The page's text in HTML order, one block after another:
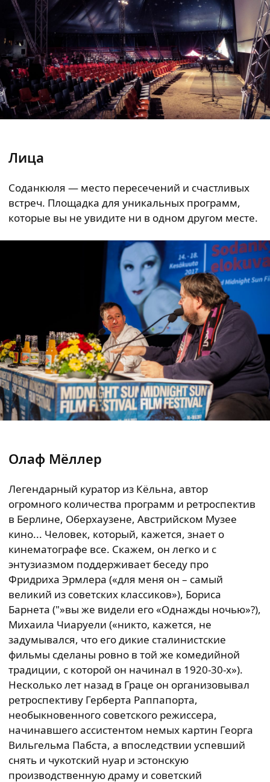
Лица
Соданкюля — место пересечений и счастливых
встреч. Площадка для уникальных программ,
которые вы не увидите ни в одном другом месте.
Олаф Мёллер
Легендарный куратор из Кёльна, автор
огромного количества программ и ретроспектив
в Берлине, Оберхаузене, Австрийском Музее
кино... Человек, который, кажется, знает о
кинематографе все. Скажем, он легко и с
энтузиазмом поддерживает беседу про
Фридриха Эрмлера («для меня он – самый
великий из советских классиков»), Бориса
Барнета ("»вы же видели его «Однажды ночью»?),
Михаила Чиаруели («никто, кажется, не
задумывался, что его дикие сталинистские
фильмы сделаны ровно в той же комедийной
традиции, с которой он начинал в 1920-30-х»).
Несколько лет назад в Граце он организовывал
ретроспективу Герберта Раппапорта,
необыкновенного советского режиссера,
начинавшего ассистентом немых картин Георга
Вильгельма Пабста, а впоследствии успевший
снять и чукотский нуар и эстонскую
производственную драму и советский